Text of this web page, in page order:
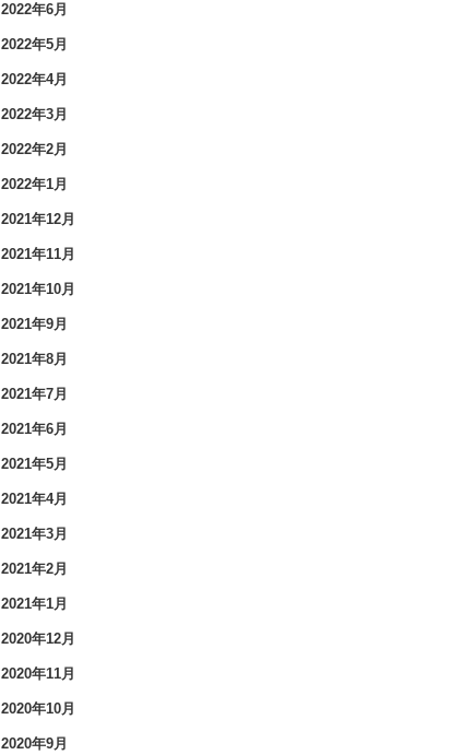
2022年6月
2022年5月
2022年4月
2022年3月
2022年2月
2022年1月
2021年12月
2021年11月
2021年10月
2021年9月
2021年8月
2021年7月
2021年6月
2021年5月
2021年4月
2021年3月
2021年2月
2021年1月
2020年12月
2020年11月
2020年10月
2020年9月